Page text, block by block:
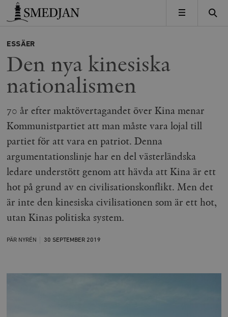
Timbro
MENY
ESSÄER
Den nya kinesiska
nationalismen
70 år efter maktövertagandet över Kina menar
Kommunistpartiet att man måste vara lojal till
partiet för att vara en patriot. Denna
argumentationslinje har en del västerländska
ledare understött genom att hävda att Kina är ett
hot på grund av en civilisationskonflikt. Men det
är inte den kinesiska civilisationen som är ett hot,
utan Kinas politiska system.
PÄR NYRÉN 30 SEPTEMBER 2019